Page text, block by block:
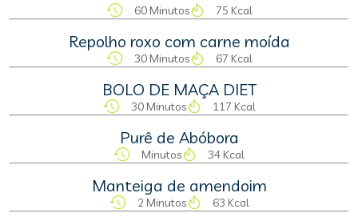
60 Minutos 75 Kcal
Repolho roxo com carne moída
30 Minutos 67 Kcal
BOLO DE MAÇA DIET
30 Minutos 117 Kcal
Purê de Abóbora
Minutos 34 Kcal
Manteiga de amendoim
2 Minutos 63 Kcal